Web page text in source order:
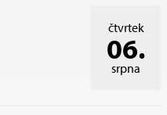
čtvrtek
06.
srpna